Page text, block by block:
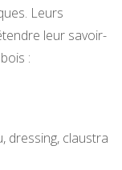
Leurs
leur savoir-
:
dressing, claustra